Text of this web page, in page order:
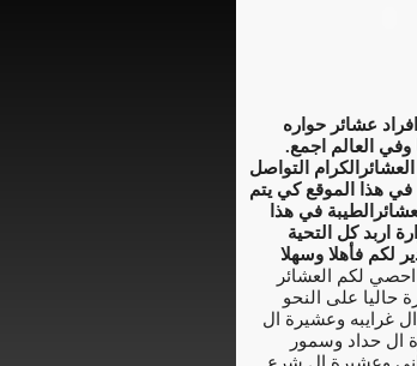
عشائر حواره
وفي العالم اجمع.
التواصل
في هذا الموقع كي يتم
في هذا
اربد كل التحية
لكم فأهلا وسهلا
لكم العشائر
حاليا على النحو
غرايبه وعشيرة ال
حداد وسمور
وعشيرة ال شرع